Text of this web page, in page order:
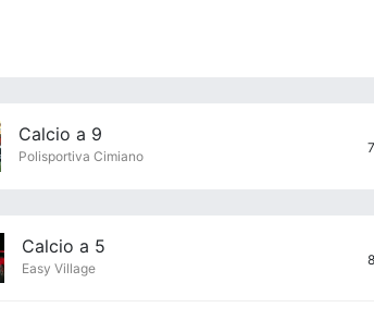
Calcio a 9
Polisportiva Cimiano
Calcio a 5
Easy Village